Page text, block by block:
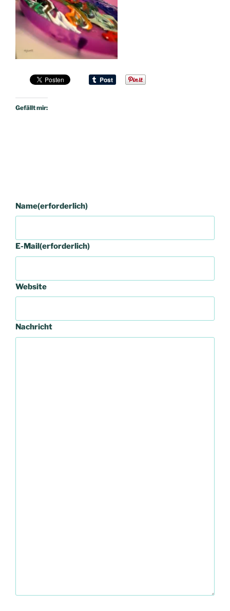
Gefällt mir:
Name(erforderlich)
E-Mail (erforderlich)
Website
Nachricht